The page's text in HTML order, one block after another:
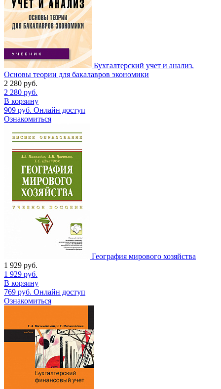
Бухгалтерский учет и анализ.
Основы теории для бакалавров экономики
2 280 руб.
2 280 руб.
В корзину
909 руб. Онлайн доступ
Ознакомиться
География мирового хозяйства
1 929 руб.
1 929 руб.
В корзину
769 руб. Онлайн доступ
Ознакомиться